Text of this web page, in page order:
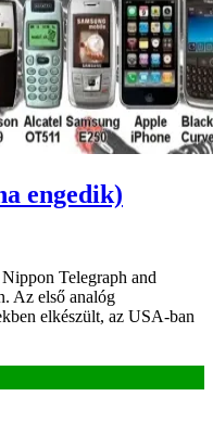
engedik)
Telegraph and
Az első analóg
elkészült, az USA-ban